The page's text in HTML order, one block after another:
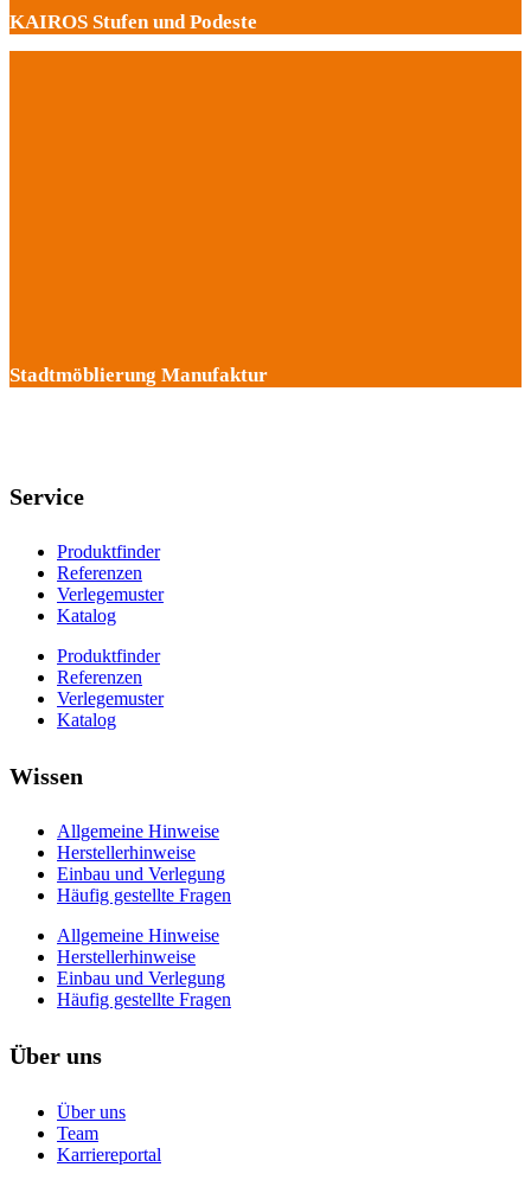
KAIROS Stufen und Podeste
Stadtmöblierung Manufaktur
Service
Produktfinder
Referenzen
Verlegemuster
Katalog
Produktfinder
Referenzen
Verlegemuster
Katalog
Wissen
Allgemeine Hinweise
Herstellerhinweise
Einbau und Verlegung
Häufig gestellte Fragen
Allgemeine Hinweise
Herstellerhinweise
Einbau und Verlegung
Häufig gestellte Fragen
Über uns
Über uns
Team
Karriereportal